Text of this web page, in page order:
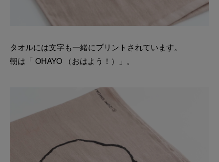
タオルには文字も一緒にプリントされています。
朝は「 OHAYO （おはよう！）」。